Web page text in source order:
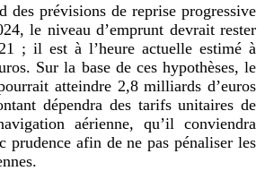
des prévisions de reprise progressive
le niveau d’emprunt devrait rester
; il est à l’heure actuelle estimé à
Sur la base de ces hypothèses, le
atteindre 2,8 milliards d’euros
dépendra des tarifs unitaires de
aérienne, qu’il conviendra
prudence afin de ne pas pénaliser les